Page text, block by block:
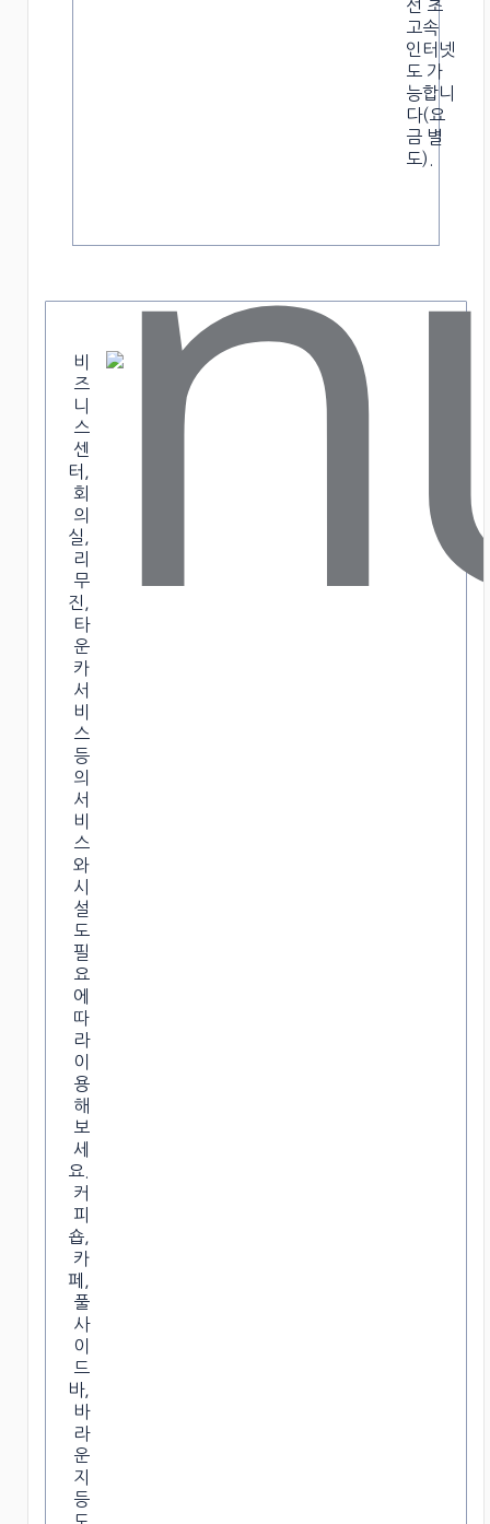
선 초
고속
인터넷
도 가
능합니
다(요
금 별
도).
비
즈
니
스
센
터,
회
의
실,
리
무
진,
타
운
카
서
비
스
등
의
서
비
스
와
시
설
도
필
요
에
따
라
이
용
해
보
세
요.
커
피
숍,
카
페,
풀
사
이
드
바,
바
라
운
지
등
도